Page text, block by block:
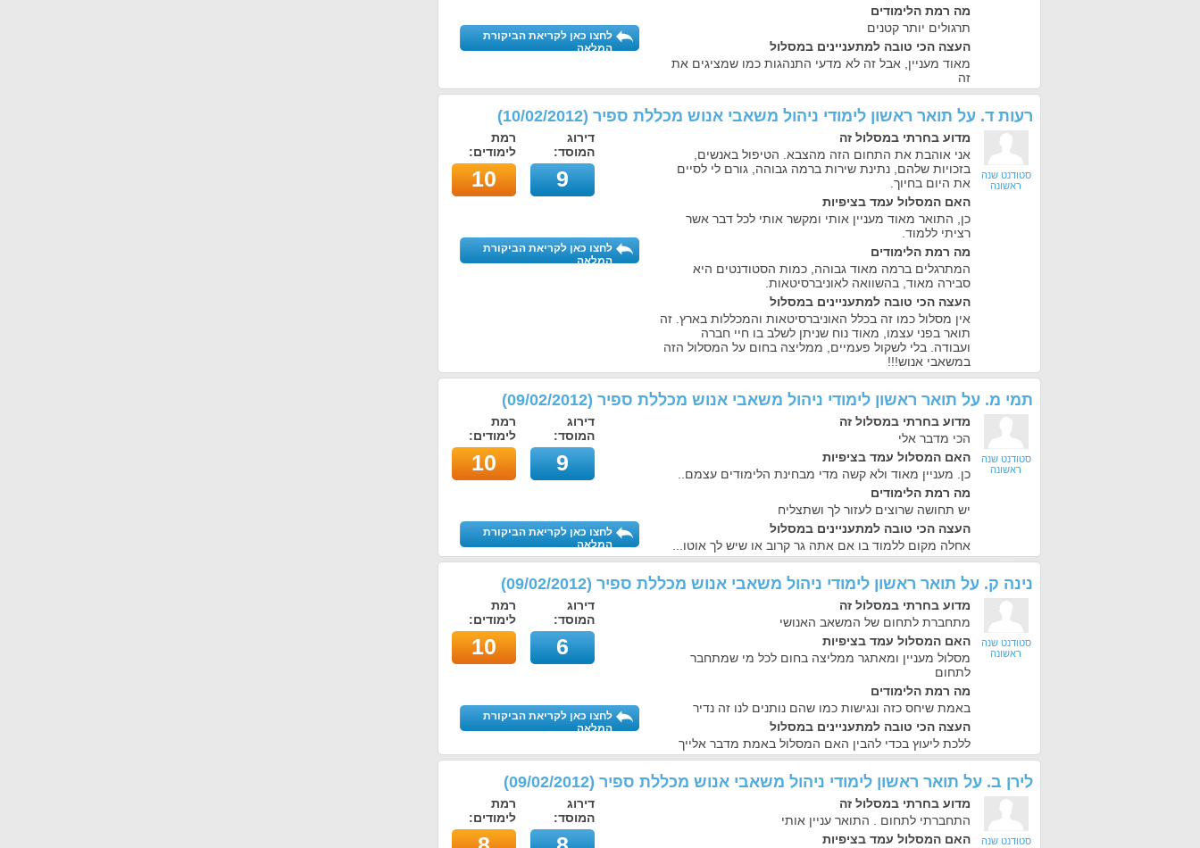
מה רמת הלימודים
תרגולים יותר קטנים
העצה הכי טובה למתעניינים במסלול
מאוד מעניין, אבל זה לא מדעי התנהגות כמו שמציגים את
זה
לחצו כאן לקריאת הביקורת
המלאה
רעות ד. על תואר ראשון לימודי ניהול משאבי אנוש מכללת ספיר (
10/02/2012
)
סטודנט שנה
ראשונה
מדוע בחרתי במסלול זה
אני אוהבת את התחום הזה מהצבא. הטיפול באנשים,
בזכויות שלהם, נתינת שירות ברמה גבוהה, גורם לי לסיים
את היום בחיוך.
האם המסלול עמד בציפיות
כן, התואר מאוד מעניין אותי ומקשר אותי לכל דבר אשר
רציתי ללמוד.
מה רמת הלימודים
המתרגלים ברמה מאוד גבוהה, כמות הסטודנטים היא
סבירה מאוד, בהשוואה לאוניברסיטאות.
העצה הכי טובה למתעניינים במסלול
אין מסלול כמו זה בכלל האוניברסיטאות והמכללות בארץ. זה
תואר בפני עצמו, מאוד נוח שניתן לשלב בו חיי חברה
ועבודה. בלי לשקול פעמיים, ממליצה בחום על המסלול הזה
במשאבי אנוש!!!
רמת
לימודים:
10
דירוג
המוסד:
9
לחצו כאן לקריאת הביקורת
המלאה
תמי מ. על תואר ראשון לימודי ניהול משאבי אנוש מכללת ספיר (
09/02/2012
)
סטודנט שנה
ראשונה
מדוע בחרתי במסלול זה
הכי מדבר אלי
האם המסלול עמד בציפיות
כן. מעניין מאוד ולא קשה מדי מבחינת הלימודים עצמם..
מה רמת הלימודים
יש תחושה שרוצים לעזור לך ושתצליח
העצה הכי טובה למתעניינים במסלול
אחלה מקום ללמוד בו אם אתה גר קרוב או שיש לך אוטו...
רמת
לימודים:
10
דירוג
המוסד:
9
לחצו כאן לקריאת הביקורת
המלאה
נינה ק. על תואר ראשון לימודי ניהול משאבי אנוש מכללת ספיר (
09/02/2012
)
סטודנט שנה
ראשונה
מדוע בחרתי במסלול זה
מתחברת לתחום של המשאב האנושי
האם המסלול עמד בציפיות
מסלול מעניין ומאתגר ממליצה בחום לכל מי שמתחבר
לתחום
מה רמת הלימודים
באמת שיחס כזה ונגישות כמו שהם נותנים לנו זה נדיר
העצה הכי טובה למתעניינים במסלול
ללכת ליעוץ בכדי להבין האם המסלול באמת מדבר אלייך
רמת
לימודים:
10
דירוג
המוסד:
6
לחצו כאן לקריאת הביקורת
המלאה
לירן ב. על תואר ראשון לימודי ניהול משאבי אנוש מכללת ספיר (
09/02/2012
)
סטודנט שנה
מדוע בחרתי במסלול זה
התחברתי לתחום . התואר עניין אותי
האם המסלול עמד בציפיות
רמת
לימודים:
דירוג
המוסד: